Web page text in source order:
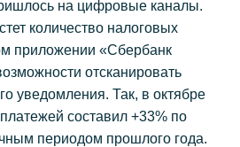
на цифровые каналы.
количество налоговых
приложении «Сбербанк
отсканировать
уведомления. Так, в октябре
составил +33% по
периодом прошлого года.